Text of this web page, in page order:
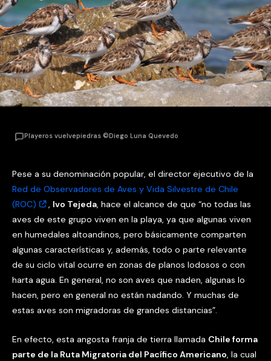
Playeros vuelvepiedras ©Diego Luna Quevedo
Pese a su denominación popular, el director ejecutivo de la
Red de Observadores de Aves y Vida Silvestre de Chile
(ROC)
, Ivo Tejeda, hace el alcance de que “no todas las
aves de este grupo viven en la playa, ya que algunas viven
en humedales altoandinos, pero básicamente comparten
algunas características y, además, todo o parte relevante
de su ciclo vital ocurre en zonas de planos lodosos o con
harta agua. En general, no son aves que naden, algunas lo
hacen, pero en general no están nadando. Y muchas de
estas aves son migradoras de grandes distancias”.
En efecto, esta angosta franja de tierra llamada Chile forma
parte de la Ruta Migratoria del Pacífico Americano, la cual